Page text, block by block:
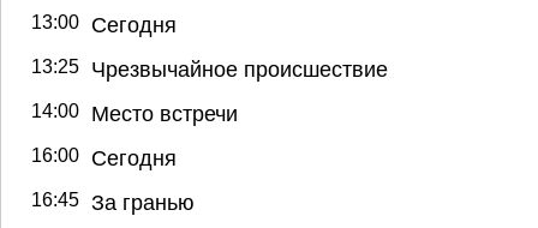
13:00 Сегодня
13:25 Чрезвычайное происшествие
14:00 Место встречи
16:00 Сегодня
16:45 За гранью